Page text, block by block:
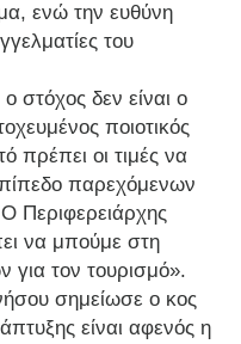
ενώ την ευθύνη
του
στόχος δεν είναι ο
ποιοτικός
πρέπει οι τιμές να
παρεχόμενων
Περιφερειάρχης
να μπούμε στη
τον τουρισμό».
σημείωσε ο κος
είναι αφενός η